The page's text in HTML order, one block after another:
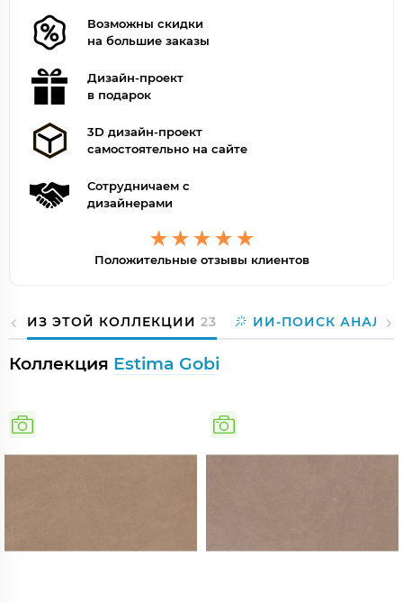
Возможны скидки
на большие заказы
Дизайн-проект
в подарок
3D дизайн-проект
самостоятельно на сайте
Сотрудничаем с
дизайнерами
Положительные отзывы клиентов
ИЗ ЭТОЙ КОЛЛЕКЦИИ 23 ИИ-ПОИСК
Коллекция Estima Gobi